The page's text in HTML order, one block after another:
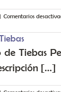
| Comentarios
de Tiebas
[...]